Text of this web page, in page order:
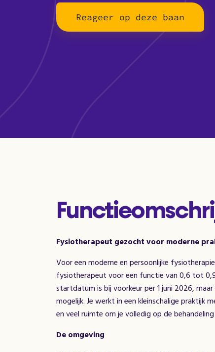
Reageer op deze baan
Fysiotherapeut gezocht voor moderne
Voor een moderne en persoonlijke
fysiotherapeut voor een functie van 0,6 tot
startdatum is bij voorkeur per 1 juni 2026,
mogelijk. Je werkt in een kleinschalige praktijk
en veel ruimte om je volledig op de
De omgeving